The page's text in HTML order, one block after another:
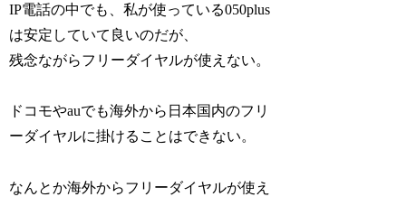
IP電話の中でも、私が使っている050plus
は安定していて良いのだが、
残念ながらフリーダイヤルが使えない。
ドコモやauでも海外から日本国内のフリ
ーダイヤルに掛けることはできない。
なんとか海外からフリーダイヤルが使え